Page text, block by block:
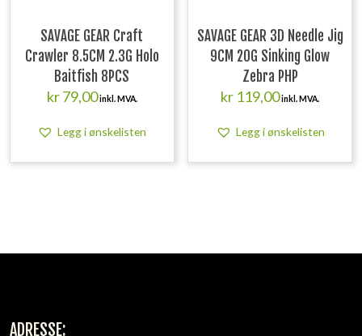
SAVAGE GEAR Craft
Crawler 8.5CM 2.3G Holo
Baitfish 8PCS
kr79,00inkl. MVA.
Legg i ønskelisten
SAVAGE GEAR 3D Needle Jig
9CM 20G Sinking Glow
Zebra PHP
kr 119,00inkl. MVA.
Legg i ønskelisten
ADRESSE: